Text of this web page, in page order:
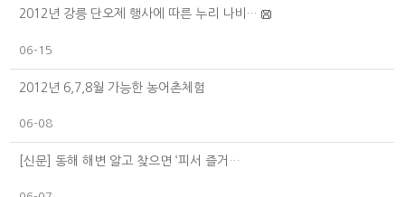
2012년 강릉 단오제 행사에 따른 누리 나비…
06-15
2012년 6,7,8월 가능한 농어촌체험
06-08
[신문] 동해 해변 알고 찾으면 ‘피서 즐거…